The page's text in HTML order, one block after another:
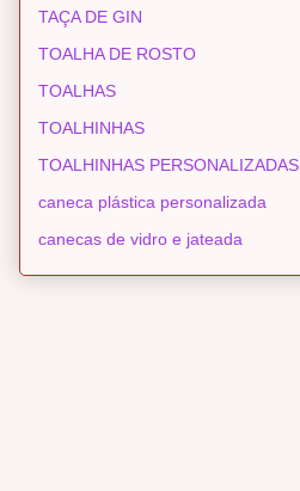
TAÇA DE GIN
TOALHA DE ROSTO
TOALHAS
TOALHINHAS
TOALHINHAS PERSONALIZADAS
caneca plástica personalizada
canecas de vidro e jateada